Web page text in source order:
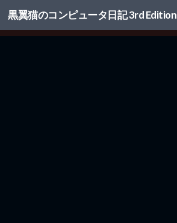
コンテンツへスキップ
黒翼猫のコンピュータ日記 3rd Edition